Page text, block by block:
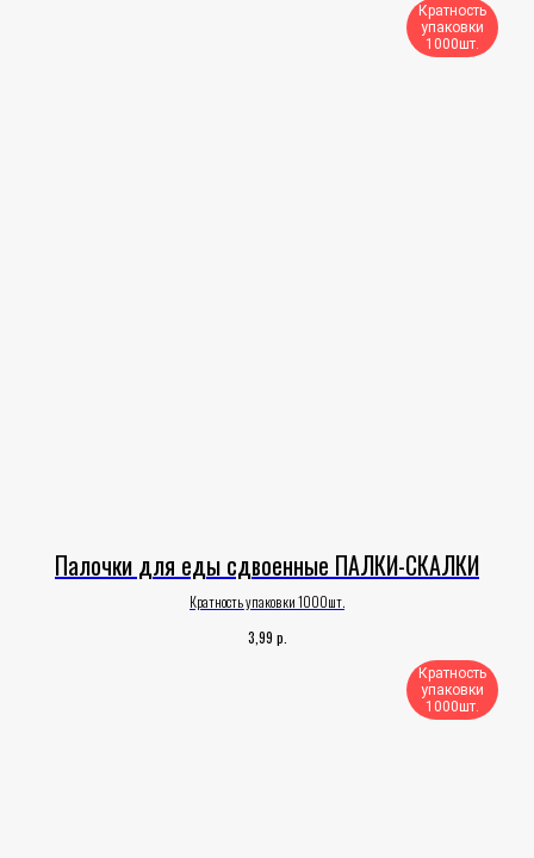
Кратность
упаковки
1000шт.​
Палочки для еды сдвоенные ПАЛКИ-СКАЛКИ
Кратность упаковки 1000шт.
3,99 р.
Кратность
упаковки
1000шт.​